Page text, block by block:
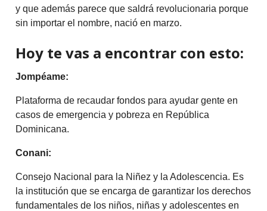
y que además parece que saldrá revolucionaria porque
sin importar el nombre, nació en marzo.
Hoy te vas a encontrar con esto:
Jompéame:
Plataforma de recaudar fondos para ayudar gente en
casos de emergencia y pobreza en República
Dominicana.
Conani:
Consejo Nacional para la Niñez y la Adolescencia. Es
la institución que se encarga de garantizar los derechos
fundamentales de los niños, niñas y adolescentes en